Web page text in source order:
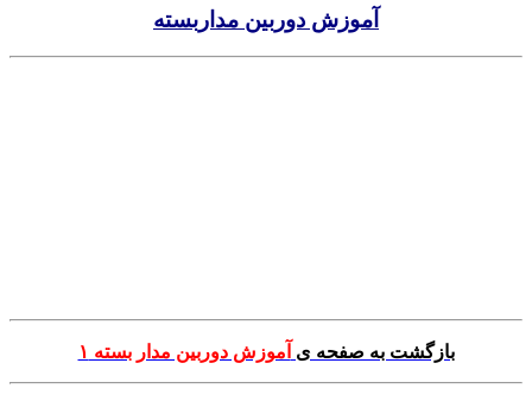
آموزش دوربین مداربسته
بازگشت به صفحه ی آموزش دوربین مدار بسته ۱